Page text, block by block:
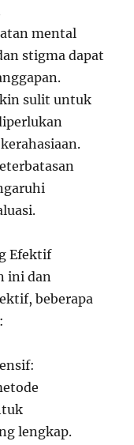
mental
stigma dapat
sulit untuk
Efektif
ini dan
beberapa
lengkap.